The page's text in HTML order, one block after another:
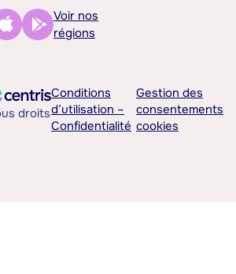
Voir nos
régions
droits
Conditions
d’utilisation –
Confidentialité
Gestion des
consentements
cookies